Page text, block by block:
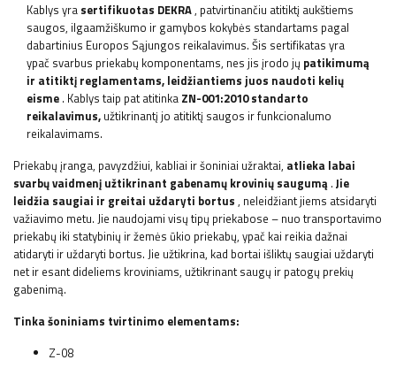
Kablys yra sertifikuotas DEKRA, patvirtinančiu atitiktį aukštiems
saugos, ilgaamžiškumo ir gamybos kokybės standartams pagal
dabartinius Europos Sąjungos reikalavimus. Šis sertifikatas yra
ypač svarbus priekabų komponentams, nes jis įrodo jų patikimumą
ir atitiktį reglamentams, leidžiantiems juos naudoti kelių
eisme . Kablys taip pat atitinka ZN-001:2010 standarto
reikalavimus, užtikrinantį jo atitiktį saugos ir funkcionalumo
reikalavimams.
Priekabų įranga, pavyzdžiui, kabliai ir šoniniai užraktai, atlieka labai
svarbų vaidmenį užtikrinant gabenamų krovinių saugumą . Jie
leidžia saugiai ir greitai uždaryti bortus , neleidžiant jiems atsidaryti
važiavimo metu. Jie naudojami visų tipų priekabose – nuo ​​transportavimo
priekabų iki statybinių ir žemės ūkio priekabų, ypač kai reikia dažnai
atidaryti ir uždaryti bortus. Jie užtikrina, kad bortai išliktų saugiai uždaryti
net ir esant dideliems kroviniams, užtikrinant saugų ir patogų prekių
gabenimą.
Tinka šoniniams tvirtinimo elementams:
Z-08